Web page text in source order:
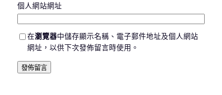
個人網站網址
在瀏覽器中儲存顯示名稱、電子郵件地址及個人網站
網址，以供下次發佈留言時使用。